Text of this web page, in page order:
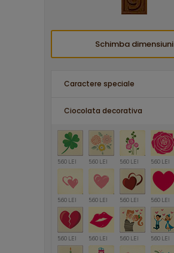
Schimba dimensiuni
Caractere speciale
Ciocolata decorativa
5.60 LEI 5.60 LEI 5.60 LEI 5.60 LEI
5.60 LEI 5.60 LEI 5.60 LEI 5.60 LEI
5.60 LEI 5.60 LEI 5.60 LEI 5.60 LEI